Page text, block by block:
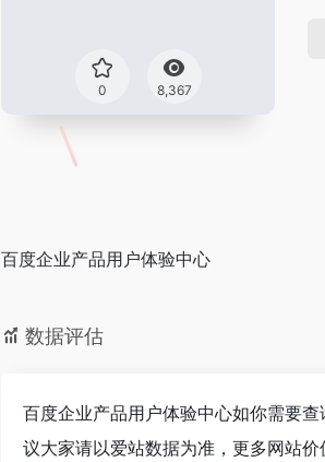
0 8,367
百度企业产品用户体验中心
数据评估
百度企业产品用户体验中心如你需要
议大家请以爱站数据为准，更多网站